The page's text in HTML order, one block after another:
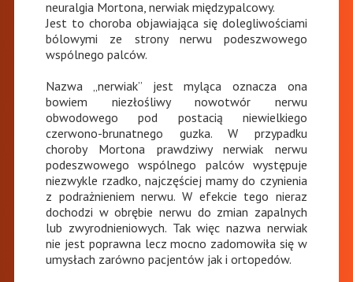
neuralgia Mortona, nerwiak międzypalcowy.
Jest to choroba objawiająca się dolegliwościami
bólowymi ze strony nerwu podeszwowego
wspólnego palców.
Nazwa „nerwiak” jest myląca oznacza ona
bowiem niezłośliwy nowotwór nerwu
obwodowego pod postacią niewielkiego
czerwono-brunatnego guzka. W przypadku
choroby Mortona prawdziwy nerwiak nerwu
podeszwowego wspólnego palców występuje
niezwykle rzadko, najczęściej mamy do czynienia
z podrażnieniem nerwu. W efekcie tego nieraz
dochodzi w obrębie nerwu do zmian zapalnych
lub zwyrodnieniowych. Tak więc nazwa nerwiak
nie jest poprawna lecz mocno zadomowiła się w
umysłach zarówno pacjentów jak i ortopedów.